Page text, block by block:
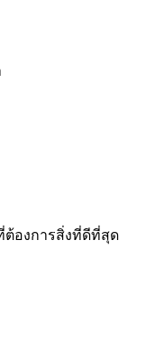
ต้องการสิ่งที่ดีที่สุด